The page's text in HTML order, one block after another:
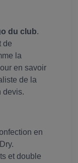
du club.
de
la
en savoir
de la
devis.
en
et double